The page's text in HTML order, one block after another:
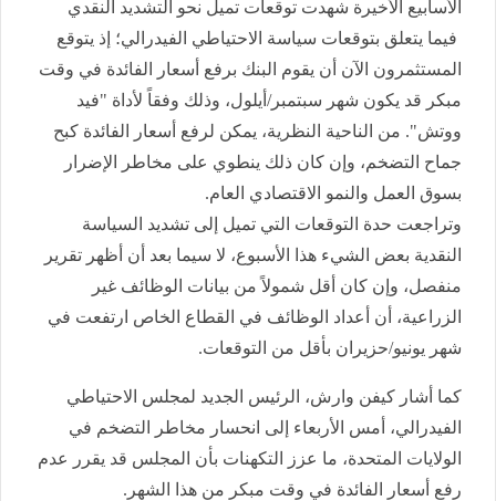
الأسابيع الأخيرة شهدت توقعات تميل نحو التشديد النقدي
فيما يتعلق بتوقعات سياسة الاحتياطي الفيدرالي؛ إذ يتوقع
المستثمرون الآن أن يقوم البنك برفع أسعار الفائدة في وقت
مبكر قد يكون شهر سبتمبر/أيلول، وذلك وفقاً لأداة "فيد
ووتش". من الناحية النظرية، يمكن لرفع أسعار الفائدة كبح
جماح التضخم، وإن كان ذلك ينطوي على مخاطر الإضرار
بسوق العمل والنمو الاقتصادي العام.
وتراجعت حدة التوقعات التي تميل إلى تشديد السياسة
النقدية بعض الشيء هذا الأسبوع، لا سيما بعد أن أظهر تقرير
منفصل، وإن كان أقل شمولاً من بيانات الوظائف غير
الزراعية، أن أعداد الوظائف في القطاع الخاص ارتفعت في
شهر يونيو/حزيران بأقل من التوقعات.
كما أشار كيفن وارش، الرئيس الجديد لمجلس الاحتياطي
الفيدرالي، أمس الأربعاء إلى انحسار مخاطر التضخم في
الولايات المتحدة، ما عزز التكهنات بأن المجلس قد يقرر عدم
رفع أسعار الفائدة في وقت مبكر من هذا الشهر.